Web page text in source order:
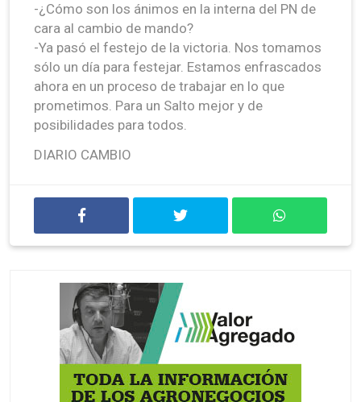
-¿Cómo son los ánimos en la interna del PN de
cara al cambio de mando?
-Ya pasó el festejo de la victoria. Nos tomamos
sólo un día para festejar. Estamos enfrascados
ahora en un proceso de trabajar en lo que
prometimos. Para un Salto mejor y de
posibilidades para todos.
DIARIO CAMBIO